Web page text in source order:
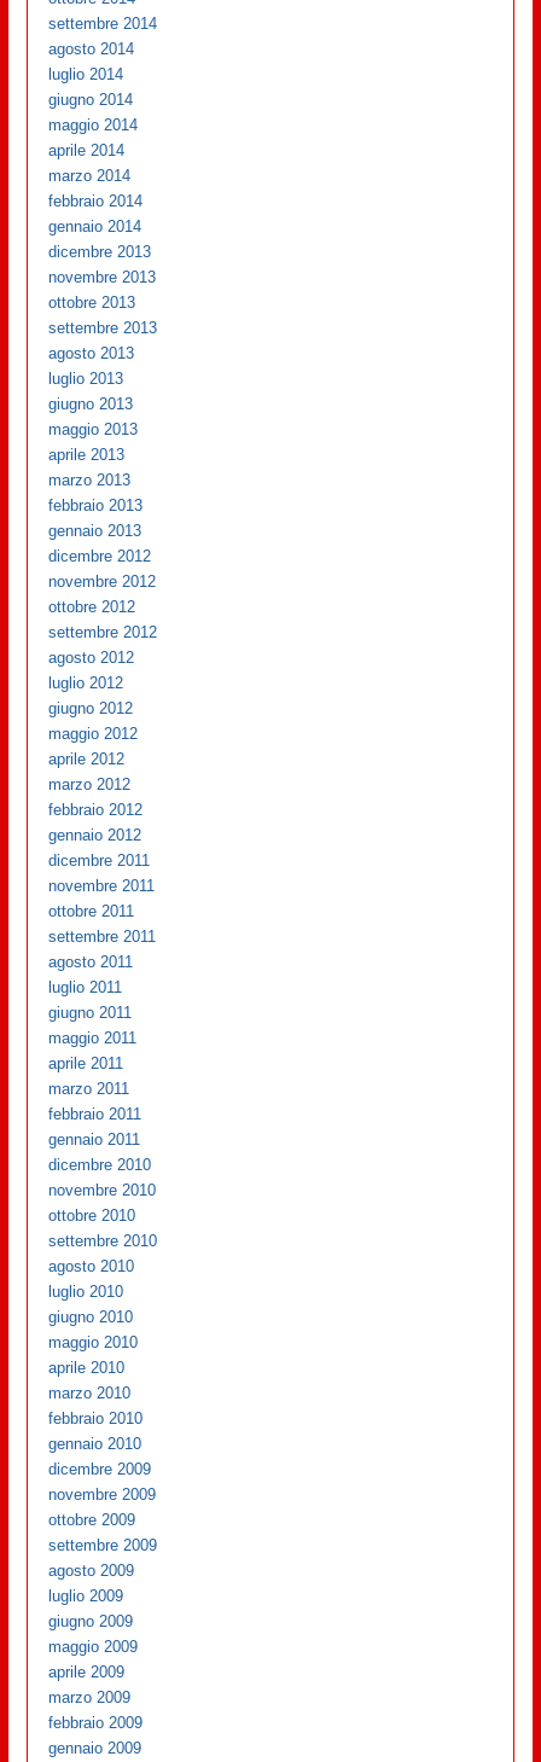
settembre 2014
agosto 2014
luglio 2014
giugno 2014
maggio 2014
aprile 2014
marzo 2014
febbraio 2014
gennaio 2014
dicembre 2013
novembre 2013
ottobre 2013
settembre 2013
agosto 2013
luglio 2013
giugno 2013
maggio 2013
aprile 2013
marzo 2013
febbraio 2013
gennaio 2013
dicembre 2012
novembre 2012
ottobre 2012
settembre 2012
agosto 2012
luglio 2012
giugno 2012
maggio 2012
aprile 2012
marzo 2012
febbraio 2012
gennaio 2012
dicembre 2011
novembre 2011
ottobre 2011
settembre 2011
agosto 2011
luglio 2011
giugno 2011
maggio 2011
aprile 2011
marzo 2011
febbraio 2011
gennaio 2011
dicembre 2010
novembre 2010
ottobre 2010
settembre 2010
agosto 2010
luglio 2010
giugno 2010
maggio 2010
aprile 2010
marzo 2010
febbraio 2010
gennaio 2010
dicembre 2009
novembre 2009
ottobre 2009
settembre 2009
agosto 2009
luglio 2009
giugno 2009
maggio 2009
aprile 2009
marzo 2009
febbraio 2009
gennaio 2009